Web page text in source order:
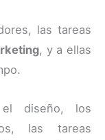
las tareas
, y a ellas
diseño, los
las tareas